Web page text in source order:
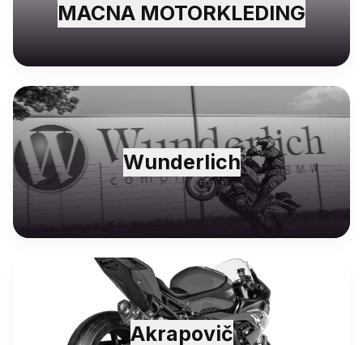
MACNA MOTORKLEDING
Wunderlich
Akrapovič